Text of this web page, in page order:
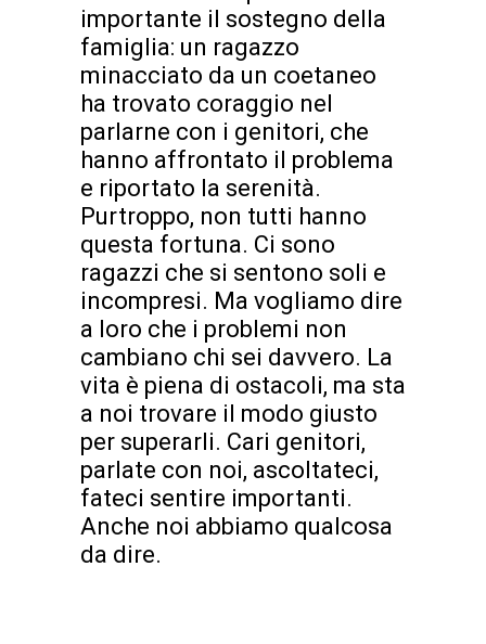
importante il sostegno della
famiglia: un ragazzo
minacciato da un coetaneo
ha trovato coraggio nel
parlarne con i genitori, che
hanno affrontato il problema
e riportato la serenità.
Purtroppo, non tutti hanno
questa fortuna. Ci sono
ragazzi che si sentono soli e
incompresi. Ma vogliamo dire
a loro che i problemi non
cambiano chi sei davvero. La
vita è piena di ostacoli, ma sta
a noi trovare il modo giusto
per superarli. Cari genitori,
parlate con noi, ascoltateci,
fateci sentire importanti.
Anche noi abbiamo qualcosa
da dire.